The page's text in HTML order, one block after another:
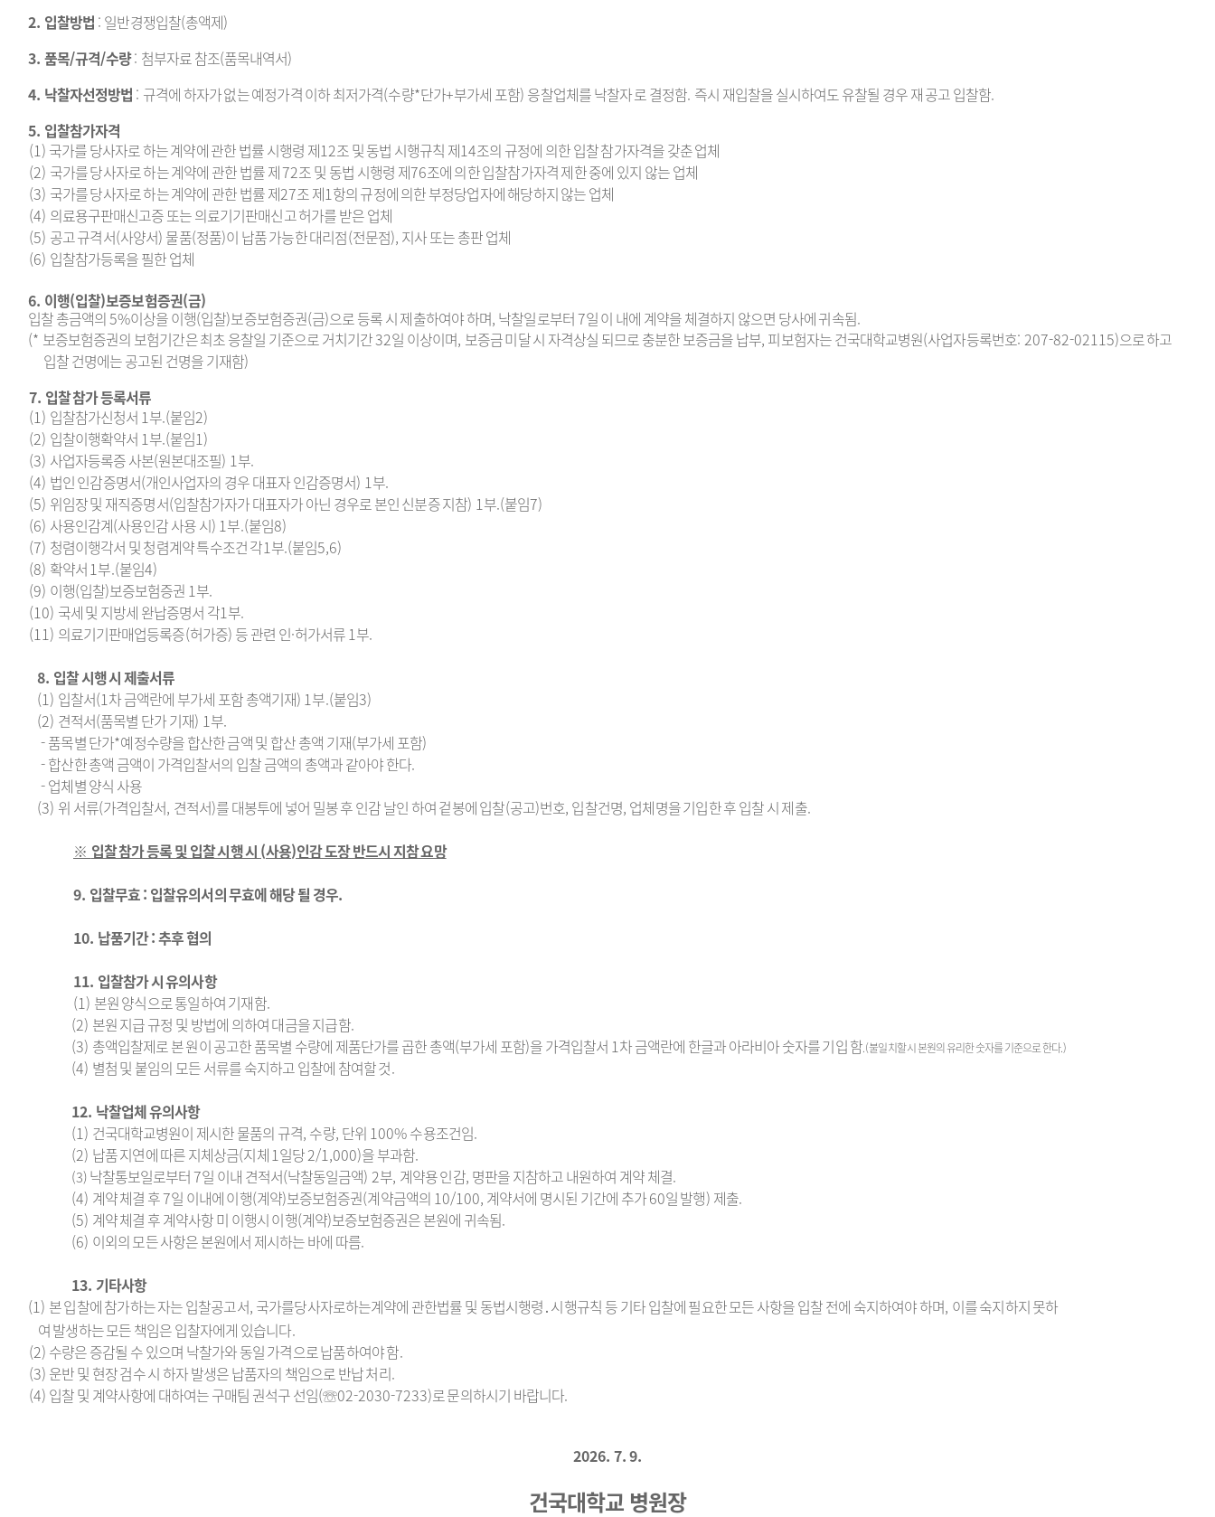
2. 입찰방법 : 일반경쟁입찰(총액제)
3. 품목/규격/수량: 첨부자료 참조(품목내역서)
4. 낙찰자선정방법 : 규격에 하자가 없는 예정가격 이하 최저가격(수량*단가+부가세 포함) 응찰업체를 낙찰자 로 결정함. 즉시 재입찰을 실시하여도 유찰될 경우 재 공고 입찰함.
5. 입찰참가자격
(1) 국가를 당사자로 하는 계약에 관한 법률 시행령 제12조 및 동법 시행규칙 제14조의 규정에 의한 입찰 참가자격을 갖춘 업체
(2) 국가를 당사자로 하는 계약에 관한 법률 제72조 및 동법 시행령 제76조에 의한 입찰참가자격 제한 중에 있지 않는 업체
(3) 국가를 당사자로 하는 계약에 관한 법률 제27조 제1항의 규정에 의한 부정당업자에 해당하지 않는 업체
(4) 의료용구판매신고증 또는 의료기기판매신고 허가를 받은 업체
(5) 공고 규격서(사양서) 물품(정품)이 납품 가능한 대리점(전문점), 지사 또는 총판 업체
(6) 입찰참가등록을 필한 업체
6. 이행(입찰)보증보험증권(금)
입찰 총금액의5%이상을 이행(입찰)보증보험증권(금)으로 등록 시 제출하여야 하며, 낙찰일로부터7일 이 내에 계약을 체결하지 않으면 당사에 귀속됨.
(* 보증보험증권의 보험기간은 최초 응찰일 기준으로 거치기간32일 이상이며, 보증금 미달 시 자격상실 되므로 충분한 보증금을 납부, 피보험자는 건국대학교병원(사업자등록번호: 207-82-02115)으로 하고
입찰 건명에는 공고된 건명을 기재함)
7. 입찰 참가 등록서류
(1) 입찰참가신청서 1부.(붙임2)
(2) 입찰이행확약서 1부.(붙임1)
(3) 사업자등록증 사본(원본대조필) 1부.
(4) 법인 인감증명서(개인사업자의 경우 대표자 인감증명서) 1부.
(5) 위임장 및 재직증명서(입찰참가자가 대표자가 아닌 경우로 본인 신분증 지참) 1부.(붙임7)
(6) 사용인감계(사용인감 사용 시) 1부.(붙임8)
(7) 청렴이행각서 및 청렴계약 특수조건 각1부.(붙임5,6)
(8) 확약서1부.(붙임4)
(9) 이행(입찰)보증보험증권 1부.
(10) 국세 및 지방세 완납증명서 각1부.
(11) 의료기기판매업등록증(허가증) 등 관련 인·허가서류1부.
8. 입찰 시행 시 제출서류
(1) 입찰서(1차 금액란에 부가세 포함 총액기재) 1부.(붙임3)
(2) 견적서(품목별 단가 기재) 1부.
-품목별 단가*예정수량을 합산한 금액 및 합산 총액 기재(부가세 포함)
-합산한 총액 금액이 가격입찰서의 입찰 금액의 총액과 같아야 한다.
-업체별 양식 사용
(3) 위 서류(가격입찰서, 견적서)를 대봉투에 넣어 밀봉 후 인감 날인 하여 겉봉에 입찰(공고)번호, 입찰건명, 업체명을 기입한 후 입찰 시 제출.
※ 입찰 참가 등록 및 입찰 시행 시 (사용)인감 도장 반드시 지참 요망
9. 입찰무효: 입찰유의서의 무효에 해당 될 경우.
10. 납품기간:추후 협의
11. 입찰참가 시 유의사항
(1) 본원 양식으로 통일하여 기재함.
(2) 본원 지급 규정 및 방법에 의하여 대금을 지급함.
(3) 총액입찰제로 본 원이 공고한 품목별 수량에 제품단가를 곱한 총액(부가세 포함)을 가격입찰서 1차 금액란에 한글과 아라비아 숫자를 기입 함.(불일치할 시 본원의 유리한 숫자를 기준으로 한다.)
(4) 별첨 및 붙임의 모든 서류를 숙지하고 입찰에 참여할 것.
12. 낙찰업체 유의사항
(1) 건국대학교병원이 제시한 물품의 규격, 수량, 단위 100%수용조건임.
(2) 납품 지연에 따른 지체상금(지체1일당2/1,000)을 부과함.
(3)낙찰통보일로부터7일 이내 견적서(낙찰동일금액) 2부, 계약용 인감, 명판을 지참하고 내원하여 계약체결.
(4) 계약 체결 후7일 이내에 이행(계약)보증보험증권(계약금액의 10/100, 계약서에 명시된 기간에 추가60일 발행) 제출.
(5) 계약 체결 후 계약사항 미 이행시 이행(계약)보증보험증권은 본원에 귀속됨.
(6) 이외의 모든 사항은 본원에서 제시하는 바에 따름.
13. 기타사항
(1) 본 입찰에 참가하는 자는 입찰공고서, 국가를당사자로하는계약에 관한법률 및 동법시행령․시행규칙 등기타 입찰에 필요한 모든 사항을 입찰 전에 숙지하여야 하며, 이를 숙지하지 못하
여 발생하는 모든책임은 입찰자에게 있습니다.
(2) 수량은 증감될 수 있으며 낙찰가와 동일 가격으로 납품하여야 함.
(3) 운반 및 현장 검수 시 하자 발생은 납품자의 책임으로 반납 처리.
(4) 입찰 및 계약사항에 대하여는 구매팀 권석구 선임(☏02-2030-7233)로 문의하시기 바랍니다.
2026. 7. 9.
건국대학교 병원장